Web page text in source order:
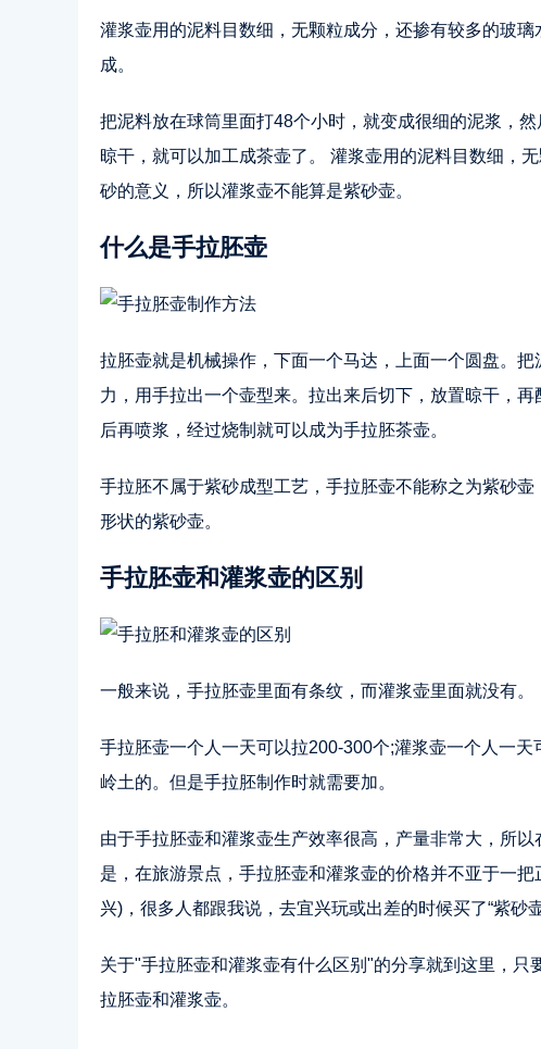
灌浆壶用的泥料目数细，无颗粒成分，还掺有较多的玻
成。
把泥料放在球筒里面打48个小时，就变成很细的泥浆，
晾干，就可以加工成茶壶了。 灌浆壶用的泥料目数细，
砂的意义，所以灌浆壶不能算是紫砂壶。
什么是手拉胚壶
拉胚壶就是机械操作，下面一个马达，上面一个圆盘。
力，用手拉出一个壶型来。拉出来后切下，放置晾干，
后再喷浆，经过烧制就可以成为手拉胚茶壶。
手拉胚不属于紫砂成型工艺，手拉胚壶不能称之为紫砂
形状的紫砂壶。
手拉胚壶和灌浆壶的区别
一般来说，手拉胚壶里面有条纹，而灌浆壶里面就没有。
手拉胚壶一个人一天可以拉200-300个;灌浆壶一个人一
岭土的。但是手拉胚制作时就需要加。
由于手拉胚壶和灌浆壶生产效率很高，产量非常大，所
是，在旅游景点，手拉胚壶和灌浆壶的价格并不亚于一
兴)，很多人都跟我说，去宜兴玩或出差的时候买了“紫砂
关于"手拉胚壶和灌浆壶有什么区别"的分享就到这里，
拉胚壶和灌浆壶。